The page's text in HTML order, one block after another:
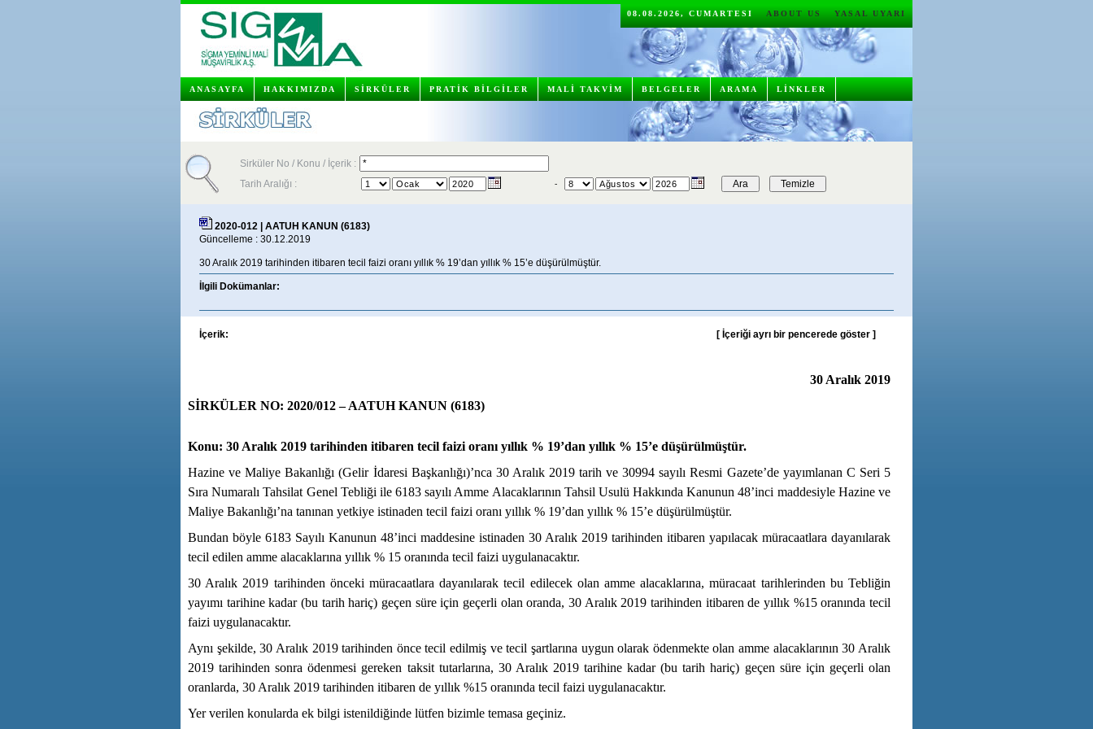
YASAL UYARI
ABOUT US
08.08.2026, CUMARTESI
ANASAYFA HAKKIMIZDA SİRKÜLER PRATİK BİLGİLER MALİ TAKVİM BELGELER ARAMA LİNKLER
Sirküler No / Konu / İçerik :
Tarih Aralığı :
-
2020-012 | AATUH KANUN (6183)
Güncelleme : 30.12.2019
30 Aralık 2019 tarihinden itibaren tecil faizi oranı yıllık % 19’dan yıllık % 15’e düşürülmüştür.
İlgili Dokümanlar:
İçerik: [ İçeriği ayrı bir pencerede göster ]